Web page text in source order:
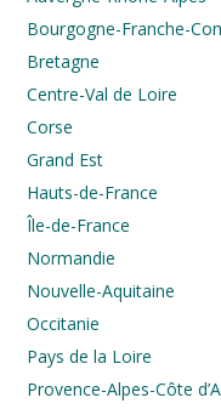
Bourgogne-Franche-
Bretagne
Centre-Val de Loire
Corse
Grand Est
Hauts-de-France
Île-de-France
Normandie
Nouvelle-Aquitaine
Occitanie
Pays de la Loire
Provence-Alpes-Côte